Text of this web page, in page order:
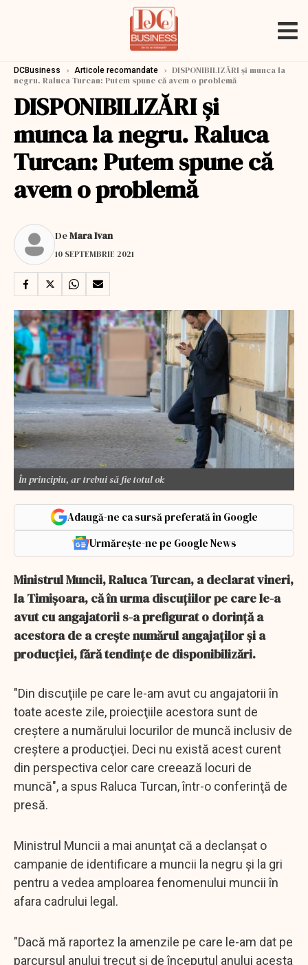
DCBusiness › Articole recomandate › DISPONIBILIZĂRI și munca la
negru. Raluca Turcan: Putem spune că avem o problemă
DISPONIBILIZĂRI și
munca la negru. Raluca
Turcan: Putem spune că
avem o problemă
DeMara Ivan
10 SEPTEMBRIE 2021
În principiu, ar trebui să fie totul ok
Adaugă-ne ca sursă preferată în Google
Urmărește-ne pe Google News
Ministrul Muncii, Raluca Turcan, a declarat vineri,
la Timişoara, că în urma discuţiilor pe care le-a
avut cu angajatorii s-a prefigurat o dorinţă a
acestora de a creşte numărul angajaţilor şi a
producţiei, fără tendinţe de disponibilizări.
"Din discuţiile pe care le-am avut cu angajatorii în
toate aceste zile, proiecţiile acestora sunt de
creştere a numărului locurilor de muncă inclusiv de
creştere a producţiei. Deci nu există acest curent
din perspectiva celor care creează locuri de
muncă", a spus Raluca Turcan, într-o conferinţă de
presă.
Ministrul Muncii a mai anunţat că a declanşat o
campanie de identificare a muncii la negru şi la gri
pentru a vedea amploarea fenomenului muncii în
afara cadrului legal.
"Dacă mă raportez la amenzile pe care le-am dat pe
parcursul anului trecut şi de începutul anului acesta